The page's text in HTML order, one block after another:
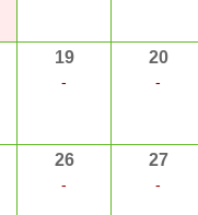
19
-
20
-
26
-
27
-